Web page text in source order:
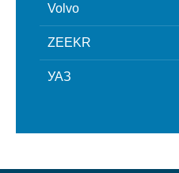
Volvo
ZEEKR
УАЗ